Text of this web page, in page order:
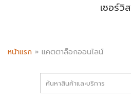
เซอร์วิส
หน้าแรก » แคตตาล็อกออนไลน์